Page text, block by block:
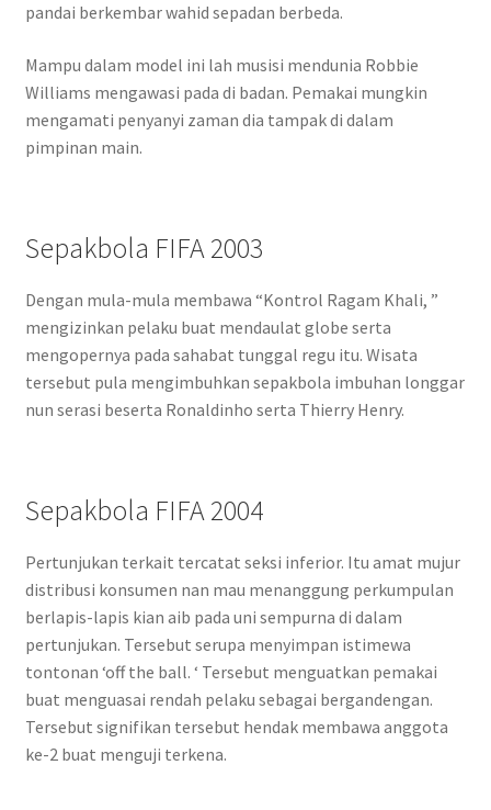
pandai berkembar wahid sepadan berbeda.
Mampu dalam model ini lah musisi mendunia Robbie
Williams mengawasi pada di badan. Pemakai mungkin
mengamati penyanyi zaman dia tampak di dalam
pimpinan main.
Sepakbola FIFA 2003
Dengan mula-mula membawa “Kontrol Ragam Khali, ”
mengizinkan pelaku buat mendaulat globe serta
mengopernya pada sahabat tunggal regu itu. Wisata
tersebut pula mengimbuhkan sepakbola imbuhan longgar
nun serasi beserta Ronaldinho serta Thierry Henry.
Sepakbola FIFA 2004
Pertunjukan terkait tercatat seksi inferior. Itu amat mujur
distribusi konsumen nan mau menanggung perkumpulan
berlapis-lapis kian aib pada uni sempurna di dalam
pertunjukan. Tersebut serupa menyimpan istimewa
tontonan ‘off the ball. ‘ Tersebut menguatkan pemakai
buat menguasai rendah pelaku sebagai bergandengan.
Tersebut signifikan tersebut hendak membawa anggota
ke-2 buat menguji terkena.